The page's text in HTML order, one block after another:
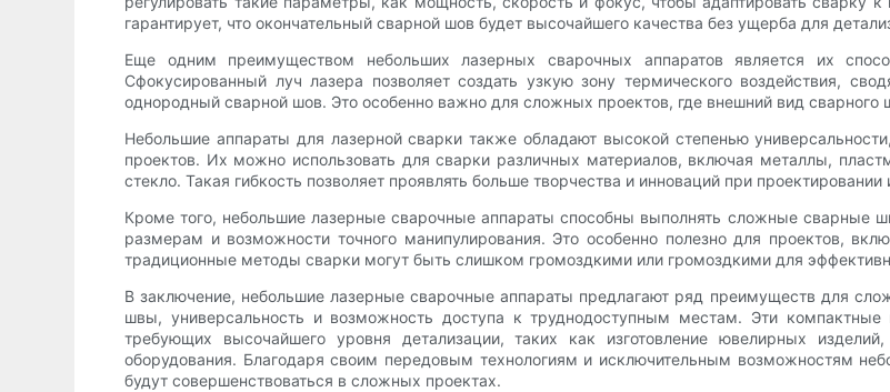
гарантирует, что окончательный сварной шов будет высочайшего качества без ущерба для
Еще одним преимуществом небольших лазерных сварочных аппаратов является их
Сфокусированный луч лазера позволяет создать узкую зону термического воздействия,
однородный сварной шов. Это особенно важно для сложных проектов, где внешний вид сварного
Небольшие аппараты для лазерной сварки также обладают высокой степенью
проектов. Их можно использовать для сварки различных материалов, включая металлы,
стекло. Такая гибкость позволяет проявлять больше творчества и инноваций при
Кроме того, небольшие лазерные сварочные аппараты способны выполнять сложные сварные
размерам и возможности точного манипулирования. Это особенно полезно для проектов,
традиционные методы сварки могут быть слишком громоздкими или громоздкими для
В заключение, небольшие лазерные сварочные аппараты предлагают ряд преимуществ для
швы, универсальность и возможность доступа к труднодоступным местам. Эти
требующих высочайшего уровня детализации, таких как изготовление ювелирных
оборудования. Благодаря своим передовым технологиям и исключительным возможностям
будут совершенствоваться в сложных проектах.